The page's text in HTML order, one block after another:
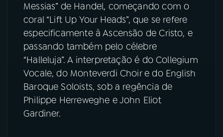
Instagram X
TikTok
Messias” de Handel, começando com o
coral “Lift Up Your Heads”, que se refere
especificamente à Ascensão de Cristo, e
passando também pelo célebre
“Halleluja”. A interpretação é do Collegium
Vocale, do Monteverdi Choir e do English
Baroque Soloists, sob a regência de
Philippe Herreweghe e John Eliot
Gardiner.